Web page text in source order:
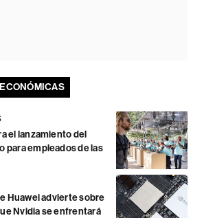
el lanzamiento del
para empleados de las
Huawei advierte sobre
Nvidia se enfrentará